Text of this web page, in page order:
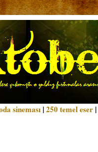
sineması |250 temel eser |